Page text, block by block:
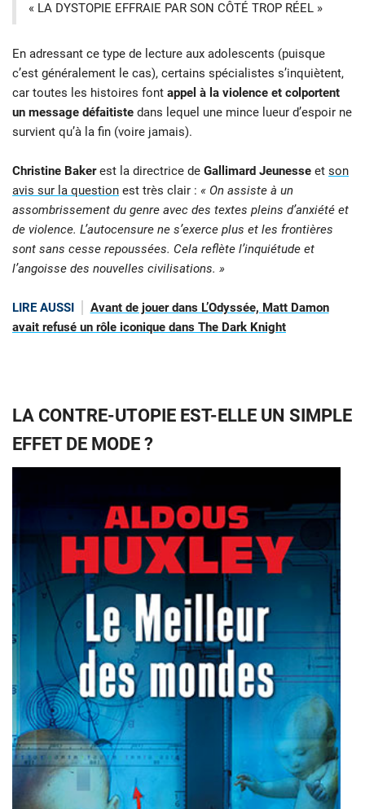
« LA DYSTOPIE EFFRAIE PAR SON CÔTÉ TROP RÉEL »
En adressant ce type de lecture aux adolescents (puisque
c’est généralement le cas), certains spécialistes s’inquiètent,
car toutes les histoires font appel à la violence et colportent
un message défaitiste dans lequel une mince lueur d’espoir ne
survient qu’à la fin (voire jamais).
Christine Bakerest la directrice de Gallimard Jeunesse et son
avis sur la question est très clair : « On assiste à un
assombrissement du genre avec des textes pleins d’anxiété et
de violence. L’autocensure ne s’exerce plus et les frontières
sont sans cesse repoussées. Cela reflète l’inquiétude et
l’angoisse des nouvelles civilisations. »
LIRE AUSSI
Avant de jouer dans L’Odyssée, Matt Damon
avait refusé un rôle iconique dans The Dark Knight
LA CONTRE-UTOPIE EST-ELLE UN SIMPLE
EFFET DE MODE ?